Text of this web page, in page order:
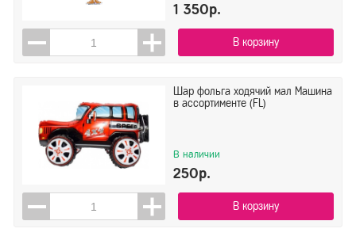
1 350р.
В корзину
Шар фольга ходячий мал Машина
в ассортименте (FL)
В наличии
250р.
В корзину